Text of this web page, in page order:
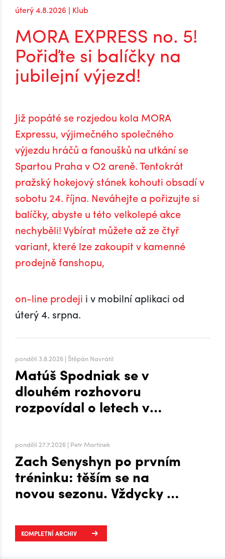
úterý 4.8.2026 | Klub
MORA EXPRESS no. 5!
Pořiďte si balíčky na
jubilejní výjezd!
Již popáté se rozjedou kola MORA
Expressu, výjimečného společného
výjezdu hráčů a fanoušků na utkání se
Spartou Praha v O2 areně. Tentokrát
pražský hokejový stánek kohouti obsadí v
sobotu 24. října. Neváhejte a pořizujte si
balíčky, abyste u této velkolepé akce
nechyběli! Vybírat můžete až ze čtyř
variant, které lze zakoupit v kamenné
prodejně fanshopu,
on-line prodeji i v mobilní aplikaci od
úterý 4. srpna.
pondělí 3.8.2026 | Štěpán Navrátil
Matúš Spodniak se v
dlouhém rozhovoru
rozpovídal o letech v
pondělí 27.7.2026 | Petr Martínek
Zach Senyshyn po prvním
tréninku: těším se na
novou sezonu. Vždycky mi
zima, říká o Plechárně
KOMPLETNÍ ARCHIV